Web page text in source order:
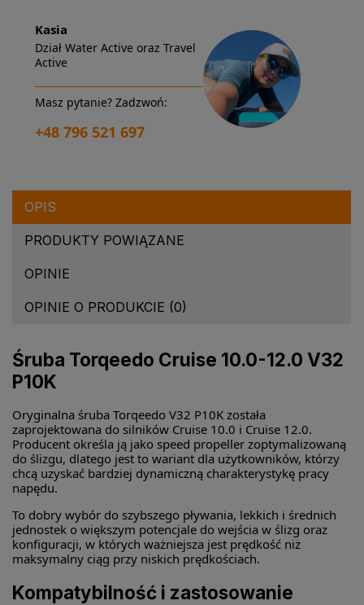
Kasia
Dział Water Active oraz Travel
Active
Masz pytanie? Zadzwoń:
+48 796 521 697
OPIS
PRODUKTY POWIĄZANE
OPINIE
OPINIE O PRODUKCIE (0)
Śruba Torqeedo Cruise 10.0-12.0 V32
P10K
Oryginalna śruba Torqeedo V32 P10K została
zaprojektowana do silników Cruise 10.0 i Cruise 12.0.
Producent określa ją jako speed propeller zoptymalizowaną
do ślizgu, dlatego jest to wariant dla użytkowników, którzy
chcą uzyskać bardziej dynamiczną charakterystykę pracy
napędu.
To dobry wybór do szybszego pływania, lekkich i średnich
jednostek o większym potencjale do wejścia w ślizg oraz
konfiguracji, w których ważniejsza jest prędkość niż
maksymalny ciąg przy niskich prędkościach.
Kompatybilność i zastosowanie